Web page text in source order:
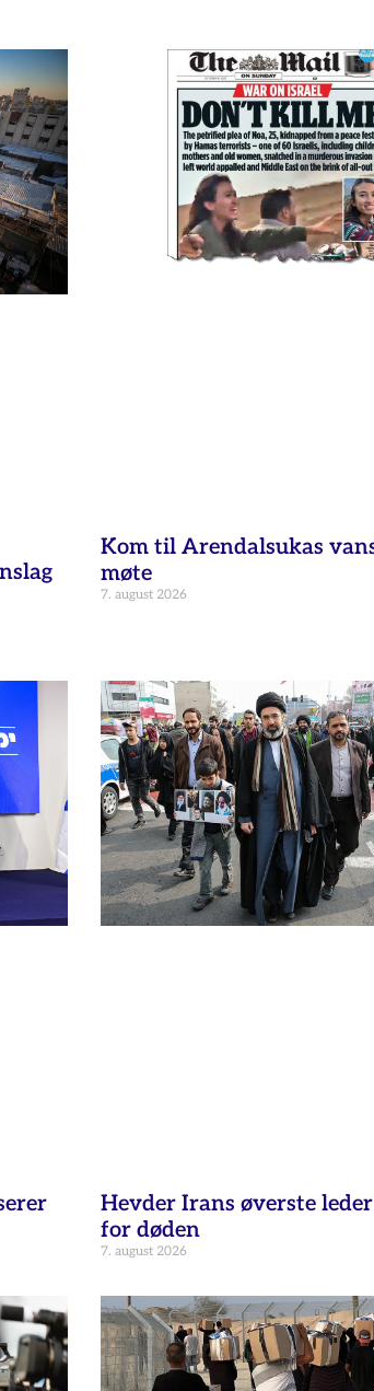
Kom til Arendalsukas
møte
7. august 2026
Hevder Irans øverste
for døden
7. august 2026